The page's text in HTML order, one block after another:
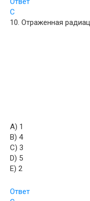
C
10. Отраженная
A) 1
B) 4
C) 3
D) 5
E) 2
Ответ